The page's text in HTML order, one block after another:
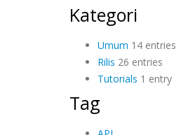
Kategori
Umum 14 entries
Rilis 26 entries
Tutorials 1 entry
Tag